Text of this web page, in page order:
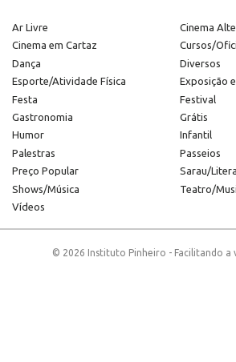
Ar Livre
Cinema
Cinema em Cartaz
Cursos/
Dança
Diversos
Esporte/Atividade Física
Exposição
Festa
Festival
Gastronomia
Grátis
Humor
Infantil
Palestras
Passeios
Preço Popular
Sarau/
Shows/Música
Teatro/
Vídeos
© 2026 Instituto Pinheiro - Facilitando a